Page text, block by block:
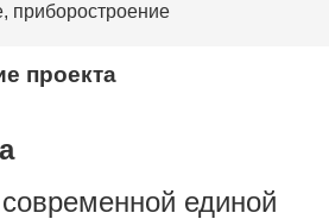
приборостроение
проекта
единой